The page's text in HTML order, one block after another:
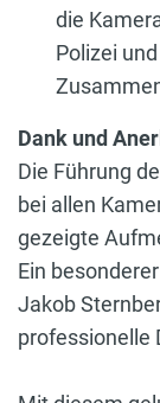
die
Polizei
Dank und
Die Führung
bei allen
gezeigte
Ein
Jakob
professionelle